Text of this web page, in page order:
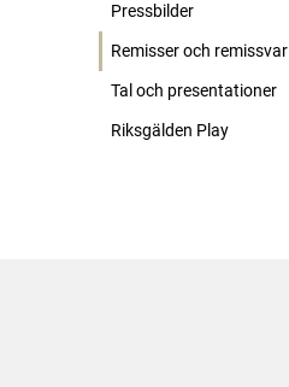
Pressbilder
Remisser och remissvar
Tal och presentationer
Riksgälden Play